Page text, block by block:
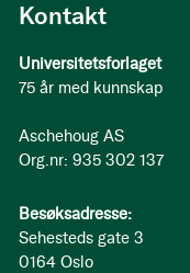
Kontakt
Universitetsforlaget
75 år med kunnskap
Aschehoug AS
Org.nr: 935 302 137
Besøksadresse:
Sehesteds gate 3
0164 Oslo